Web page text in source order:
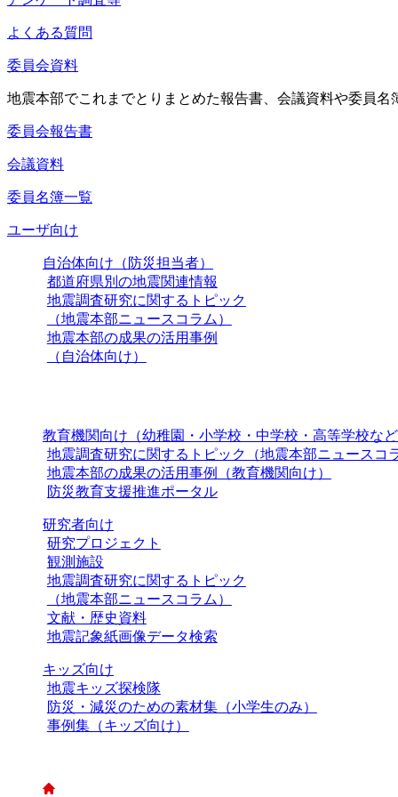
よくある質問
委員会資料
地震本部でこれまでとりまとめた報告書、会議資料や委員名
委員会報告書
会議資料
委員名簿一覧
ユーザ向け
自治体向け（防災担当者）
都道府県別の地震関連情報
地震調査研究に関するトピック
（地震本部ニュースコラム）
地震本部の成果の活用事例
（自治体向け）
教育機関向け（幼稚園・小学校・中学校・高等学校など
地震調査研究に関するトピック（地震本部ニュースコ
地震本部の成果の活用事例（教育機関向け）
防災教育支援推進ポータル
研究者向け
研究プロジェクト
観測施設
地震調査研究に関するトピック
（地震本部ニュースコラム）
文献・歴史資料
地震記象紙画像データ検索
キッズ向け
地震キッズ探検隊
防災・減災のための素材集（小学生のみ）
事例集（キッズ向け）